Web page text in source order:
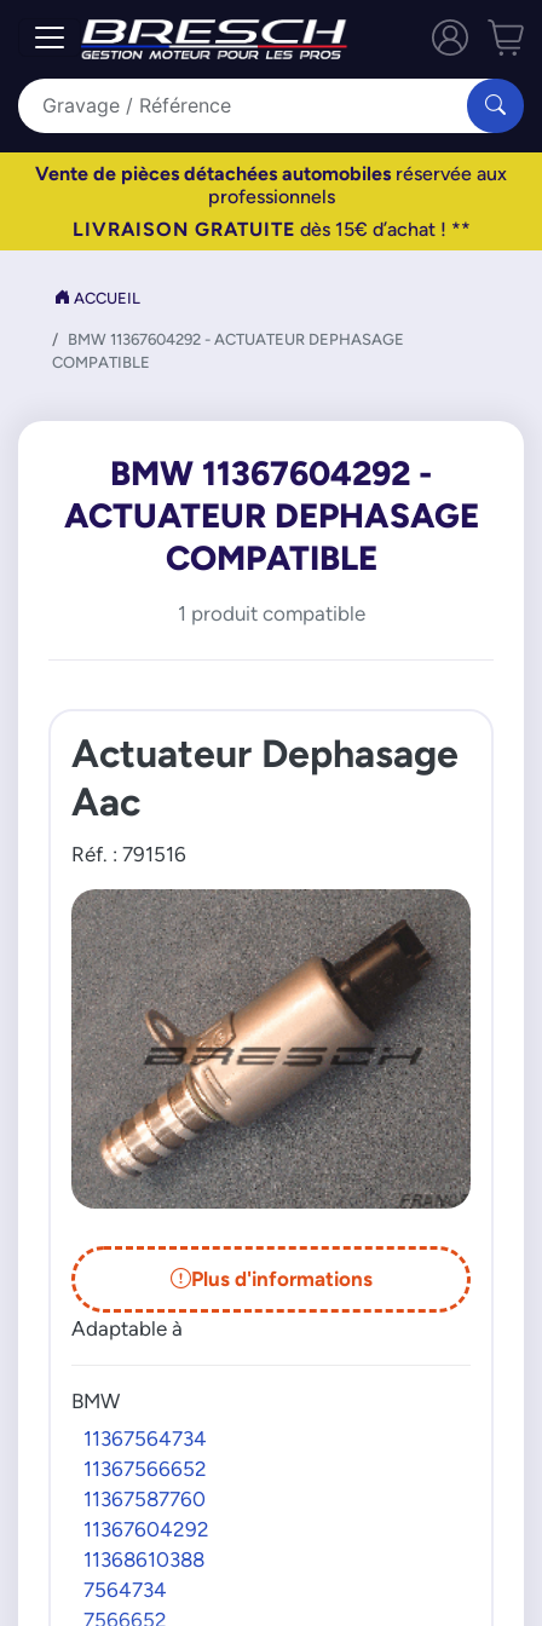
Vente de pièces détachées automobiles réservée aux
professionnels
LIVRAISON GRATUITE dès 15€ d’achat ! **
ACCUEIL
BMW 11367604292 - ACTUATEUR DEPHASAGE
COMPATIBLE
BMW 11367604292 -
ACTUATEUR DEPHASAGE
COMPATIBLE
1 produit compatible
Actuateur Dephasage
Aac
Réf. : 791516
Plus d'informations
Adaptable à
BMW
11367564734
11367566652
11367587760
11367604292
11368610388
7564734
7566652